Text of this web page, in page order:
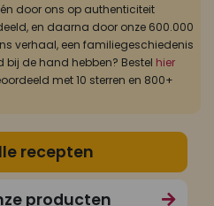
door ons op authenticiteit
en daarna door onze 600.000
verhaal, een familiegeschiedenis
bij de hand hebben? Bestel hier
met 10 sterren en 800+
recepten
producten